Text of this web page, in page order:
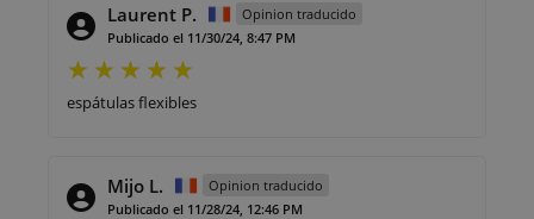
Laurent P.
Opinion traducido
Publicado el 11/30/24, 8:47 PM
espátulas flexibles
Mijo L.
Opinion traducido
Publicado el 11/28/24, 12:46 PM